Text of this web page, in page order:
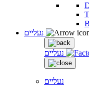
נעליים
נעליים